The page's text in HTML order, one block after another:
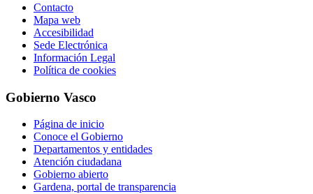
Contacto
Mapa web
Accesibilidad
Sede Electrónica
Información Legal
Política de cookies
Gobierno Vasco
Página de inicio
Conoce el Gobierno
Departamentos y entidades
Atención ciudadana
Gobierno abierto
Gardena, portal de transparencia